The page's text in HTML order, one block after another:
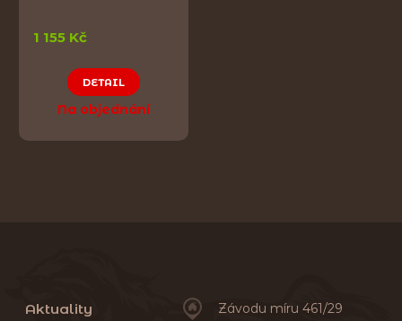
1 155 Kč
DETAIL
Na objednání
Aktuality
Závodu míru 461/29